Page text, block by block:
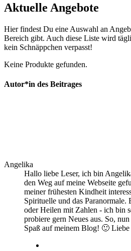
Aktuelle Angebote
Hier findest Du eine Auswahl an
Bereich gibt. Auch diese Liste wird
kein Schnäppchen verpasst!
Keine Produkte gefunden.
Autor*in des Beitrages
Angelika
Hallo liebe Leser, ich bin
den Weg auf meine Webseite
meiner frühesten Kindheit
Spirituelle und das Paranormale.
oder Heilen mit Zahlen - ich bin
probiere gern Neues aus. So,
Spaß auf meinem Blog! 🙂